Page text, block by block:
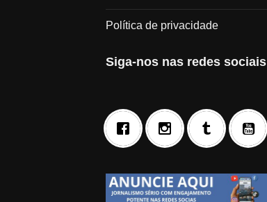
Política de privacidade
Siga-nos nas redes sociais